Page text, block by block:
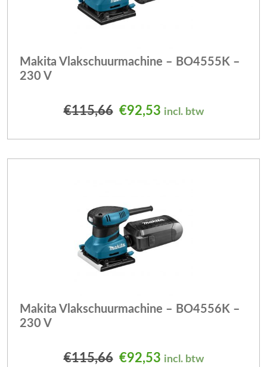
Makita Vlakschuurmachine – BO4555K –
230 V
€115,66 Oorspronkelijke prijs
€92,53Huidige prijs is:
incl. btw
Makita Vlakschuurmachine – BO4556K –
230 V
€115,66 Oorspronkelijke prijs
€92,53Huidige prijs is:
incl. btw